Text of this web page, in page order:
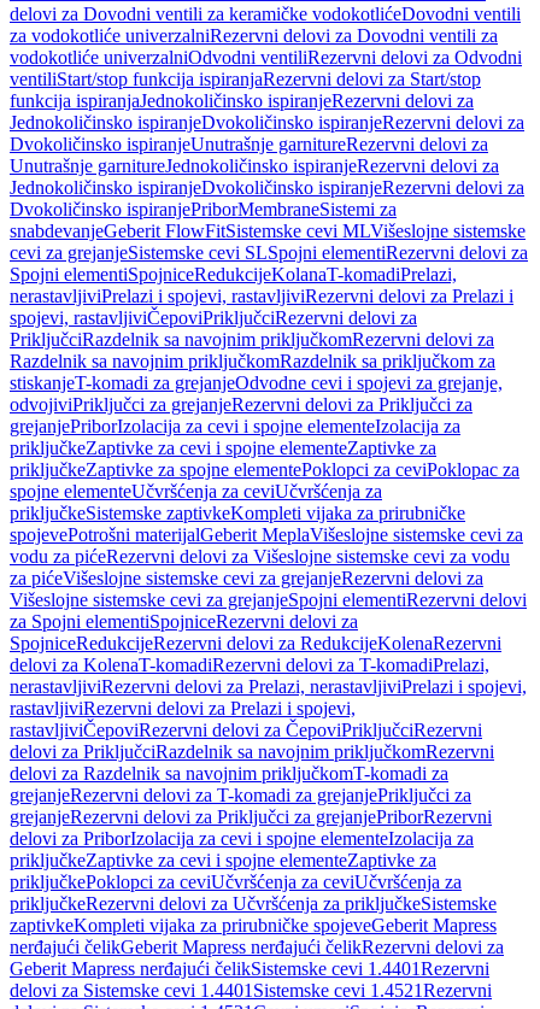
delovi za Dovodni ventili za keramičke vodokotlićeDovodni ventili
za vodokotliće univerzalniRezervni delovi za Dovodni ventili za
vodokotliće univerzalniOdvodni ventiliRezervni delovi za Odvodni
ventiliStart/stop funkcija ispiranjaRezervni delovi za Start/stop
funkcija ispiranjaJednokoličinsko ispiranjeRezervni delovi za
Jednokoličinsko ispiranjeDvokoličinsko ispiranjeRezervni delovi za
Dvokoličinsko ispiranjeUnutrašnje garnitureRezervni delovi za
Unutrašnje garnitureJednokoličinsko ispiranjeRezervni delovi za
Jednokoličinsko ispiranjeDvokoličinsko ispiranjeRezervni delovi za
Dvokoličinsko ispiranjePriborMembraneSistemi za
snabdevanjeGeberit FlowFitSistemske cevi MLVišeslojne sistemske
cevi za grejanjeSistemske cevi SLSpojni elementiRezervni delovi za
Spojni elementiSpojniceRedukcijeKolanaT-komadiPrelazi,
nerastavljiviPrelazi i spojevi, rastavljiviRezervni delovi za Prelazi i
spojevi, rastavljiviČepoviPriključciRezervni delovi za
PriključciRazdelnik sa navojnim priključkomRezervni delovi za
Razdelnik sa navojnim priključkomRazdelnik sa priključkom za
stiskanjeT-komadi za grejanjeOdvodne cevi i spojevi za grejanje,
odvojiviPriključci za grejanjeRezervni delovi za Priključci za
grejanjePriborIzolacija za cevi i spojne elementeIzolacija za
priključkeZaptivke za cevi i spojne elementeZaptivke za
priključkeZaptivke za spojne elementePoklopci za ceviPoklopac za
spojne elementeUčvršćenja za ceviUčvršćenja za
priključkeSistemske zaptivkeKompleti vijaka za prirubničke
spojevePotrošni materijalGeberit MeplaVišeslojne sistemske cevi za
vodu za pićeRezervni delovi za Višeslojne sistemske cevi za vodu
za pićeVišeslojne sistemske cevi za grejanjeRezervni delovi za
Višeslojne sistemske cevi za grejanjeSpojni elementiRezervni delovi
za Spojni elementiSpojniceRezervni delovi za
SpojniceRedukcijeRezervni delovi za RedukcijeKolenaRezervni
delovi za KolenaT-komadiRezervni delovi za T-komadiPrelazi,
nerastavljiviRezervni delovi za Prelazi, nerastavljiviPrelazi i spojevi,
rastavljiviRezervni delovi za Prelazi i spojevi,
rastavljiviČepoviRezervni delovi za ČepoviPriključciRezervni
delovi za PriključciRazdelnik sa navojnim priključkomRezervni
delovi za Razdelnik sa navojnim priključkomT-komadi za
grejanjeRezervni delovi za T-komadi za grejanjePriključci za
grejanjeRezervni delovi za Priključci za grejanjePriborRezervni
delovi za PriborIzolacija za cevi i spojne elementeIzolacija za
priključkeZaptivke za cevi i spojne elementeZaptivke za
priključkePoklopci za ceviUčvršćenja za ceviUčvršćenja za
priključkeRezervni delovi za Učvršćenja za priključkeSistemske
zaptivkeKompleti vijaka za prirubničke spojeveGeberit Mapress
nerđajući čelikGeberit Mapress nerđajući čelikRezervni delovi za
Geberit Mapress nerđajući čelikSistemske cevi 1.4401Rezervni
delovi za Sistemske cevi 1.4401 Sistemske cevi 1.4521Rezervni